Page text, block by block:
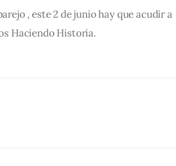
, este 2 de junio hay que acudir a
Haciendo Historia.